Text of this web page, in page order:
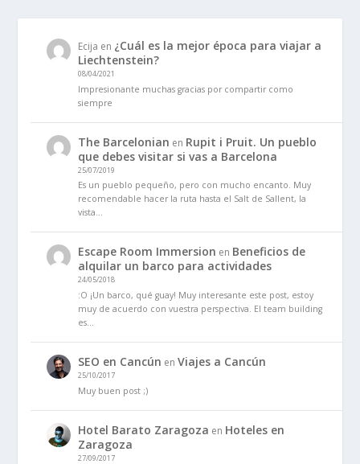
Ecija en ¿Cuál es la mejor época para viajar a
Liechtenstein?
08/04/2021
Impresionante muchas gracias por compartir como
siempre
The Barcelonian en Rupit i Pruit. Un pueblo
que debes visitar si vas a Barcelona
25/07/2019
Es un pueblo pequeño, pero con mucho encanto. Muy
recomendable hacer la ruta hasta el Salt de Sallent, la
vista…
Escape Room Immersion en Beneficios de
alquilar un barco para actividades
24/05/2018
:O ¡Un barco, qué guay! Muy interesante este post, estoy
muy de acuerdo con vuestra perspectiva. El team building
es…
SEO en Cancún enViajes a Cancún
25/10/2017
Muy buen post ;)
Hotel Barato Zaragoza en Hoteles en
Zaragoza
27/09/2017